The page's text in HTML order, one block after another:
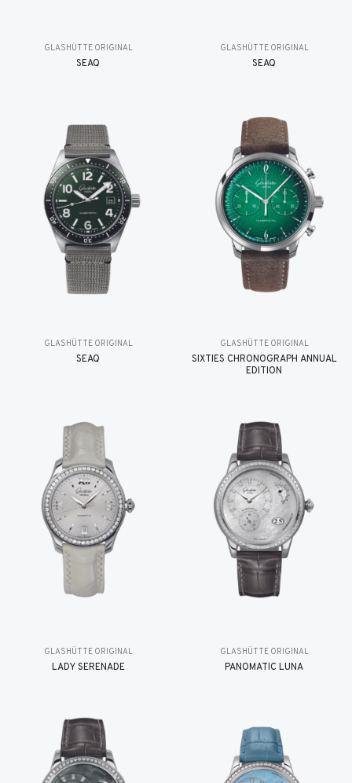
GLASHÜTTE ORIGINAL
SEAQ
GLASHÜTTE ORIGINAL
SEAQ
GLASHÜTTE ORIGINAL
SEAQ
GLASHÜTTE ORIGINAL
SIXTIES CHRONOGRAPH ANNUAL
EDITION
GLASHÜTTE ORIGINAL
LADY SERENADE
GLASHÜTTE ORIGINAL
PANOMATIC LUNA